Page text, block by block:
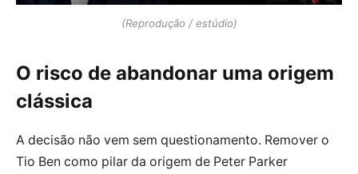
(Reprodução / estúdio)
O risco de abandonar uma origem
clássica
A decisão não vem sem questionamento. Remover o
Tio Ben como pilar da origem de Peter Parker